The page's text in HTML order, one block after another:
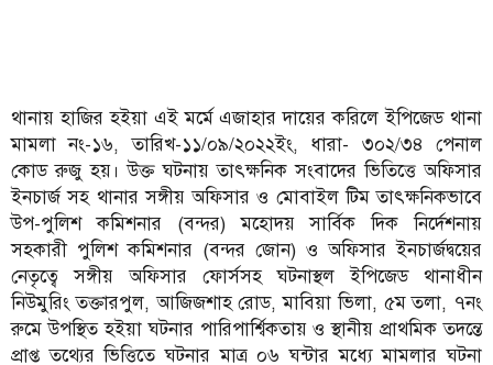
থানায় হাজির হইয়া এই মর্মে এজাহার দায়ের করিলে ইপিজেড থানা
মামলা নং-১৬, তারিখ-১১/০৯/২০২২ইং, ধারা- ৩০২/৩৪ পেনাল
কোড রুজু হয়। উক্ত ঘটনায় তাৎক্ষনিক সংবাদের ভিতিত্তে অফিসার
ইনচার্জ সহ থানার সঙ্গীয় অফিসার ও মোবাইল টিম তাৎক্ষনিকভাবে
উপ-পুলিশ কমিশনার (বন্দর) মহোদয় সার্বিক দিক নির্দেশনায়
সহকারী পুলিশ কমিশনার (বন্দর জোন) ও অফিসার ইনচার্জদ্বয়ের
নেতৃত্বে সঙ্গীয় অফিসার ফোর্সসহ ঘটনাস্থল ইপিজেড থানাধীন
নিউমুরিং তক্তারপুল, আজিজশাহ রোড, মাবিয়া ভিলা, ৫ম তলা, ৭নং
রুমে উপস্থিত হইয়া ঘটনার পারিপার্শ্বিকতায় ও স্থানীয় প্রাথমিক তদন্তে
প্রাপ্ত তথ্যের ভিত্তিতে ঘটনার মাত্র ০৬ ঘন্টার মধ্যে মামলার ঘটনা